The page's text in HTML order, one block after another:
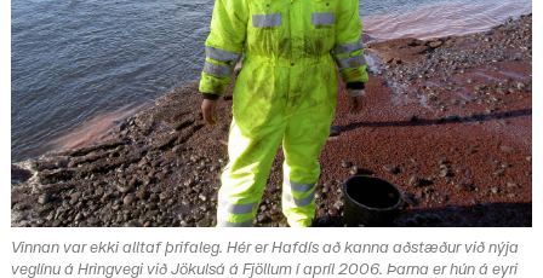
Vinnan var ekki alltaf þrifaleg. Hér er Hafdís að kanna aðstæður við nýja
veglínu á Hringvegi við Jökulsá á Fjöllum í apríl 2006. Þarna er hún á eyri